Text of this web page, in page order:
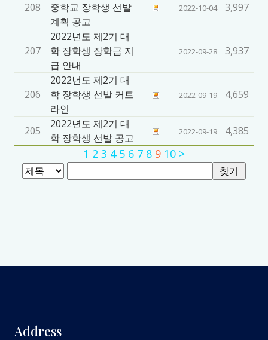
208
중학교 장학생 선발
계획 공고
2022-10-04 3,997
207
2022년도 제2기 대
학 장학생 장학금 지
급 안내
2022-09-28 3,937
206
2022년도 제2기 대
학 장학생 선발 커트
라인
2022-09-19 4,659
205
2022년도 제2기 대
학 장학생 선발 공고
2022-09-19 4,385
1 2 3 4 5 6 7 8 9 10 >
Address